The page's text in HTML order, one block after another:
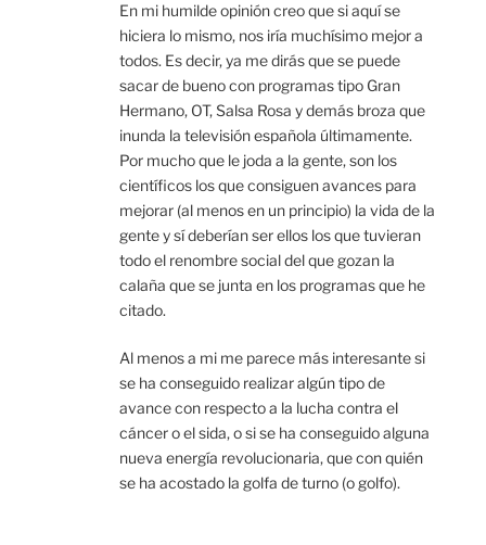
En mi humilde opinión creo que si aquí se
hiciera lo mismo, nos iría muchísimo mejor a
todos. Es decir, ya me dirás que se puede
sacar de bueno con programas tipo Gran
Hermano, OT, Salsa Rosa y demás broza que
inunda la televisión española últimamente.
Por mucho que le joda a la gente, son los
científicos los que consiguen avances para
mejorar (al menos en un principio) la vida de la
gente y sí deberían ser ellos los que tuvieran
todo el renombre social del que gozan la
calaña que se junta en los programas que he
citado.
Al menos a mi me parece más interesante si
se ha conseguido realizar algún tipo de
avance con respecto a la lucha contra el
cáncer o el sida, o si se ha conseguido alguna
nueva energía revolucionaria, que con quién
se ha acostado la golfa de turno (o golfo).